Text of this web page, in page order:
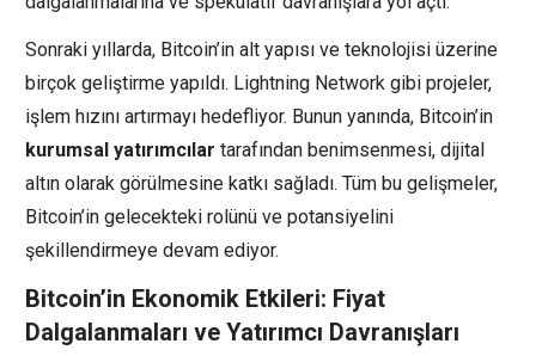
Sonraki yıllarda, Bitcoin’in alt yapısı ve teknolojisi üzerine
birçok geliştirme yapıldı. Lightning Network gibi projeler,
işlem hızını artırmayı hedefliyor. Bunun yanında, Bitcoin’in
kurumsal yatırımcılar tarafından benimsenmesi, dijital
altın olarak görülmesine katkı sağladı. Tüm bu gelişmeler,
Bitcoin’in gelecekteki rolünü ve potansiyelini
şekillendirmeye devam ediyor.
Bitcoin’in Ekonomik Etkileri: Fiyat
Dalgalanmaları ve Yatırımcı Davranışları